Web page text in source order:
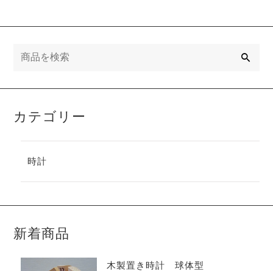
カテゴリー
時計
新着商品
木製置き時計 球体型